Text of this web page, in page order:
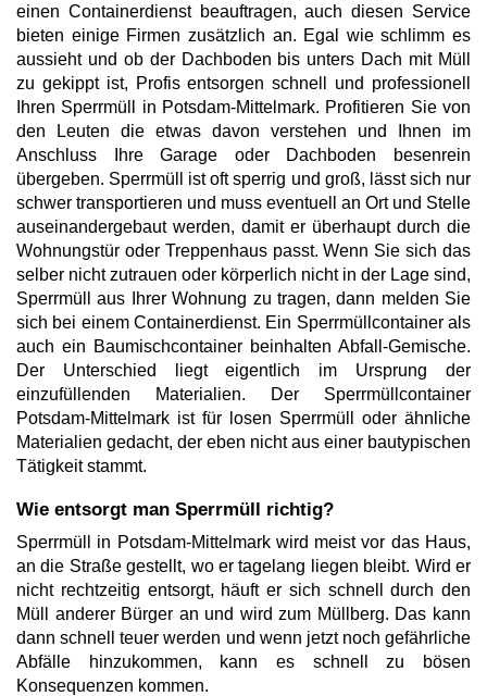
einen Containerdienst beauftragen, auch diesen Service
bieten einige Firmen zusätzlich an. Egal wie schlimm es
aussieht und ob der Dachboden bis unters Dach mit Müll
zu gekippt ist, Profis entsorgen schnell und professionell
Ihren Sperrmüll in Potsdam-Mittelmark. Profitieren Sie von
den Leuten die etwas davon verstehen und Ihnen im
Anschluss Ihre Garage oder Dachboden besenrein
übergeben. Sperrmüll ist oft sperrig und groß, lässt sich nur
schwer transportieren und muss eventuell an Ort und Stelle
auseinandergebaut werden, damit er überhaupt durch die
Wohnungstür oder Treppenhaus passt. Wenn Sie sich das
selber nicht zutrauen oder körperlich nicht in der Lage sind,
Sperrmüll aus Ihrer Wohnung zu tragen, dann melden Sie
sich bei einem Containerdienst. Ein Sperrmüllcontainer als
auch ein Baumischcontainer beinhalten Abfall-Gemische.
Der Unterschied liegt eigentlich im Ursprung der
einzufüllenden Materialien. Der Sperrmüllcontainer
Potsdam-Mittelmark ist für losen Sperrmüll oder ähnliche
Materialien gedacht, der eben nicht aus einer bautypischen
Tätigkeit stammt.
Wie entsorgt man Sperrmüll richtig?
Sperrmüll in Potsdam-Mittelmark wird meist vor das Haus,
an die Straße gestellt, wo er tagelang liegen bleibt. Wird er
nicht rechtzeitig entsorgt, häuft er sich schnell durch den
Müll anderer Bürger an und wird zum Müllberg. Das kann
dann schnell teuer werden und wenn jetzt noch gefährliche
Abfälle hinzukommen, kann es schnell zu bösen
Konsequenzen kommen.